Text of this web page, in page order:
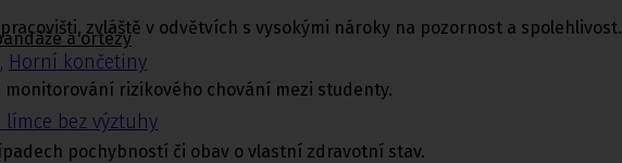
a ortézy
, Horní končetiny
límce bez výztuhy
zvláště v odvětvích s vysokými nároky na pozornost a spolehlivost.
rizikového chování mezi studenty.
pochybností či obav o vlastní zdravotní stav.